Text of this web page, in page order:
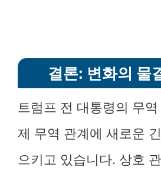
결론: 변화의 물
트럼프 전 대통령의 무
제 무역 관계에 새로운
으키고 있습니다. 상호